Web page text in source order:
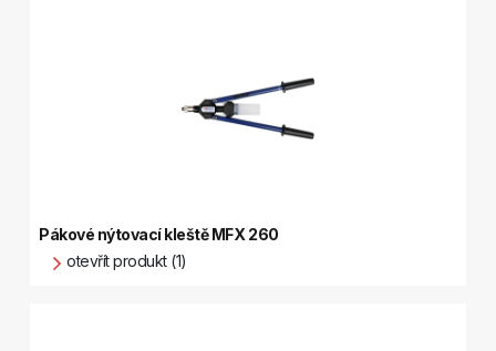
Pákové nýtovací kleště MFX 260
otevřít produkt (1)